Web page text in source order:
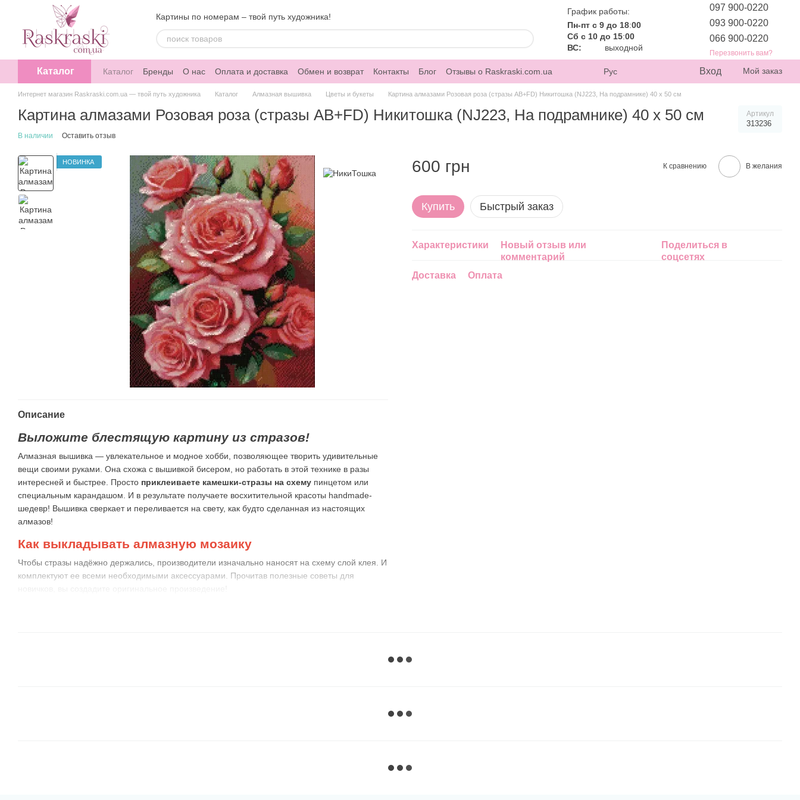
Перейти к основному контенту
Картины по номерам – твой путь художника!
График работы:
Пн-пт с 9 до 18:00
Сб с 10 до 15:00
ВС:
выходной
097 900-0220
093 900-0220
066 900-0220
Перезвонить вам?
Каталог Каталог Бренды О нас Оплата и доставка Обмен и возврат Контакты Блог Отзывы о Raskraski.com.ua Рус Вход Мой заказ
Интернет магазин Raskraski.com.ua — твой путь художника Каталог Алмазная вышивка Цветы и букеты Картина алмазами Розовая роза (стразы AB+FD) Никитошка (NJ223, На подрамнике) 40 х 50 см
Картина алмазами Розовая роза (стразы AB+FD) Никитошка (NJ223, На подрамнике) 40 х 50 см Артикул
313236
В наличии Оставить отзыв
НОВИНКА
Описание
Выложите блестящую картину из стразов!
Алмазная вышивка — увлекательное и модное хобби, позволяющее творить удивительные
вещи своими руками. Она схожа с вышивкой бисером, но работать в этой технике в разы
интересней и быстрее. Просто приклеиваете камешки-стразы на схему пинцетом или
специальным карандашом. И в результате получаете восхитительной красоты handmade-
шедевр! Вышивка сверкает и переливается на свету, как будто сделанная из настоящих
алмазов!
Как выкладывать алмазную мозаику
Чтобы стразы надёжно держались, производители изначально наносят на схему слой клея. И
комплектуют ее всеми необходимыми аксессуарами. Прочитав полезные советы для
600 грн К сравнению В желания
Купить Быстрый заказ
Характеристики
Новый отзыв или
комментарий
Поделиться в
соцсетях
Доставка
Оплата